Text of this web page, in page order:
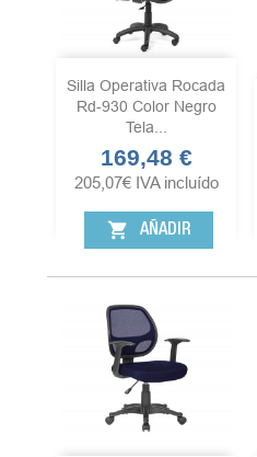
Silla Operativa Rocada
Rd-930 Color Negro
Tela...
Precio
169,48 €
205,07€ IVA incluído
shopping_cart AÑADIR